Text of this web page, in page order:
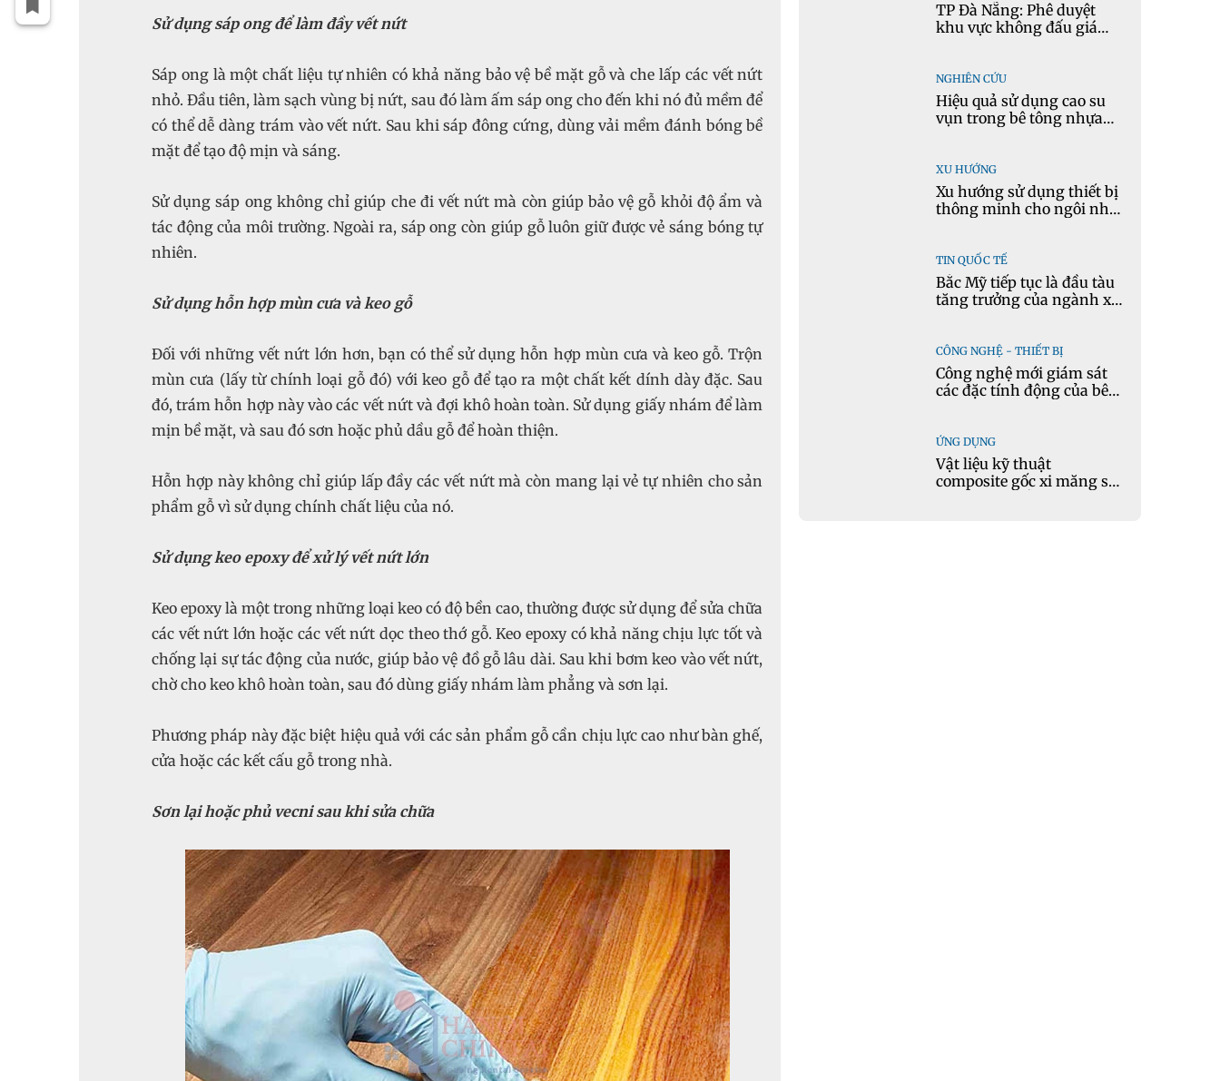
Sử dụng sáp ong để làm đầy vết nứt
Sáp ong là một chất liệu tự nhiên có khả năng bảo vệ bề mặt gỗ và che lấp các vết nứt
nhỏ. Đầu tiên, làm sạch vùng bị nứt, sau đó làm ấm sáp ong cho đến khi nó đủ mềm để
có thể dễ dàng trám vào vết nứt. Sau khi sáp đông cứng, dùng vải mềm đánh bóng bề
mặt để tạo độ mịn và sáng.
Sử dụng sáp ong không chỉ giúp che đi vết nứt mà còn giúp bảo vệ gỗ khỏi độ ẩm và
tác động của môi trường. Ngoài ra, sáp ong còn giúp gỗ luôn giữ được vẻ sáng bóng tự
nhiên.
Sử dụng hỗn hợp mùn cưa và keo gỗ
Đối với những vết nứt lớn hơn, bạn có thể sử dụng hỗn hợp mùn cưa và keo gỗ. Trộn
mùn cưa (lấy từ chính loại gỗ đó) với keo gỗ để tạo ra một chất kết dính dày đặc. Sau
đó, trám hỗn hợp này vào các vết nứt và đợi khô hoàn toàn. Sử dụng giấy nhám để làm
mịn bề mặt, và sau đó sơn hoặc phủ dầu gỗ để hoàn thiện.
Hỗn hợp này không chỉ giúp lấp đầy các vết nứt mà còn mang lại vẻ tự nhiên cho sản
phẩm gỗ vì sử dụng chính chất liệu của nó.
Sử dụng keo epoxy để xử lý vết nứt lớn
Keo epoxy là một trong những loại keo có độ bền cao, thường được sử dụng để sửa chữa
các vết nứt lớn hoặc các vết nứt dọc theo thớ gỗ. Keo epoxy có khả năng chịu lực tốt và
chống lại sự tác động của nước, giúp bảo vệ đồ gỗ lâu dài. Sau khi bơm keo vào vết nứt,
chờ cho keo khô hoàn toàn, sau đó dùng giấy nhám làm phẳng và sơn lại.
Phương pháp này đặc biệt hiệu quả với các sản phẩm gỗ cần chịu lực cao như bàn ghế,
cửa hoặc các kết cấu gỗ trong nhà.
Sơn lại hoặc phủ vecni sau khi sửa chữa
TP Đà Nẵng: Phê duyệt
khu vực không đấu giá
NGHIÊN CỨU
Hiệu quả sử dụng cao su
vụn trong bê tông nhựa
XU HƯỚNG
Xu hướng sử dụng thiết bị
thông minh cho ngôi nhà
TIN QUỐC TẾ
Bắc Mỹ tiếp tục là đầu tàu
tăng trưởng của ngành xi
CÔNG NGHỆ - THIẾT BỊ
Công nghệ mới giám sát
các đặc tính động của bê
ỨNG DỤNG
Vật liệu kỹ thuật
composite gốc xi măng sử